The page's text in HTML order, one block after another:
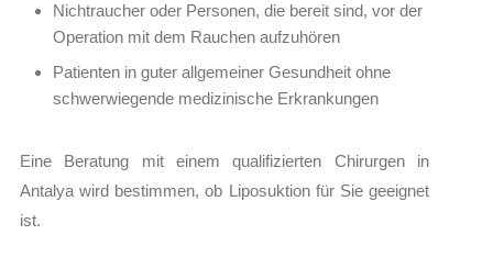
Nichtraucher oder Personen, die bereit sind, vor der
Operation mit dem Rauchen aufzuhören
Patienten in guter allgemeiner Gesundheit ohne
schwerwiegende medizinische Erkrankungen
Eine Beratung mit einem qualifizierten Chirurgen in
Antalya wird bestimmen, ob Liposuktion für Sie geeignet
ist.